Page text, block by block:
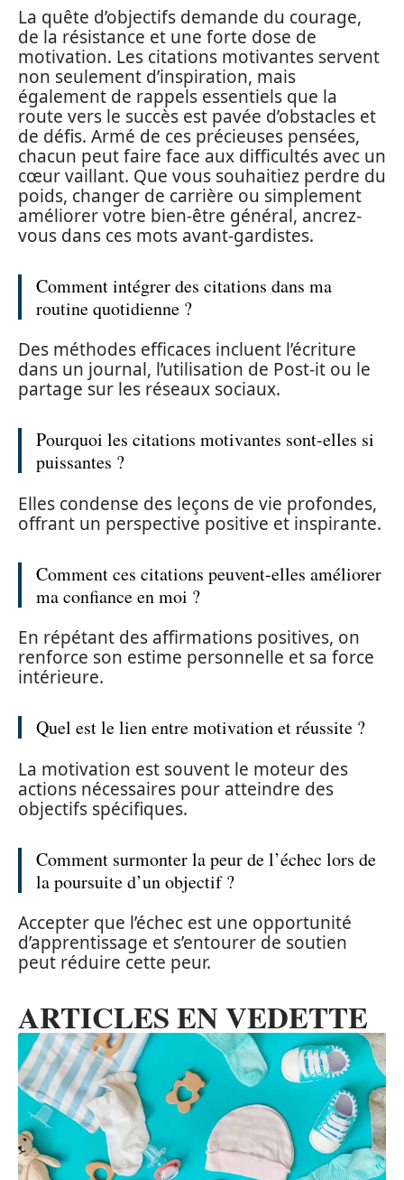
La quête d’objectifs demande du courage,
de la résistance et une forte dose de
motivation. Les citations motivantes servent
non seulement d’inspiration, mais
également de rappels essentiels que la
route vers le succès est pavée d’obstacles et
de défis. Armé de ces précieuses pensées,
chacun peut faire face aux difficultés avec un
cœur vaillant. Que vous souhaitiez perdre du
poids, changer de carrière ou simplement
améliorer votre bien-être général, ancrez-
vous dans ces mots avant-gardistes.
Comment intégrer des citations dans ma
routine quotidienne ?
Des méthodes efficaces incluent l’écriture
dans un journal, l’utilisation de Post-it ou le
partage sur les réseaux sociaux.
Pourquoi les citations motivantes sont-elles si
puissantes ?
Elles condense des leçons de vie profondes,
offrant un perspective positive et inspirante.
Comment ces citations peuvent-elles améliorer
ma confiance en moi ?
En répétant des affirmations positives, on
renforce son estime personnelle et sa force
intérieure.
Quel est le lien entre motivation et réussite ?
La motivation est souvent le moteur des
actions nécessaires pour atteindre des
objectifs spécifiques.
Comment surmonter la peur de l’échec lors de
la poursuite d’un objectif ?
Accepter que l’échec est une opportunité
d’apprentissage et s’entourer de soutien
peut réduire cette peur.
ARTICLES EN VEDETTE